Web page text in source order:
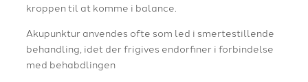
kroppen til at komme i balance.
Akupunktur anvendes ofte som led i smertestillende
behandling, idet der frigives endorfiner i forbindelse
med behabdlingen